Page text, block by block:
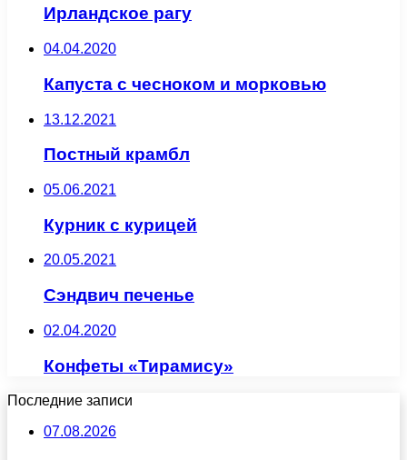
Ирландское рагу
04.04.2020
Капуста с чесноком и морковью
13.12.2021
Постный крамбл
05.06.2021
Курник с курицей
20.05.2021
Сэндвич печенье
02.04.2020
Конфеты «Тирамису»
Последние записи
07.08.2026